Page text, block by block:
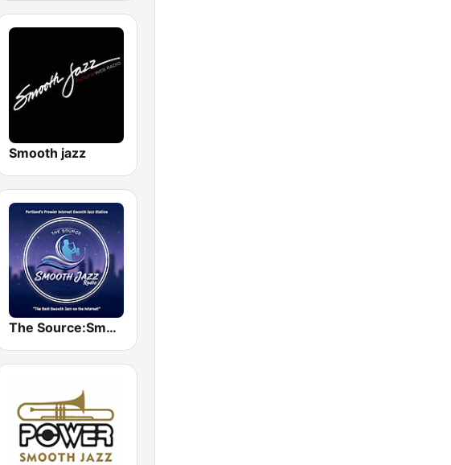
Smooth jazz
The Source:Smooth Jazz Radio - KJAC.DB